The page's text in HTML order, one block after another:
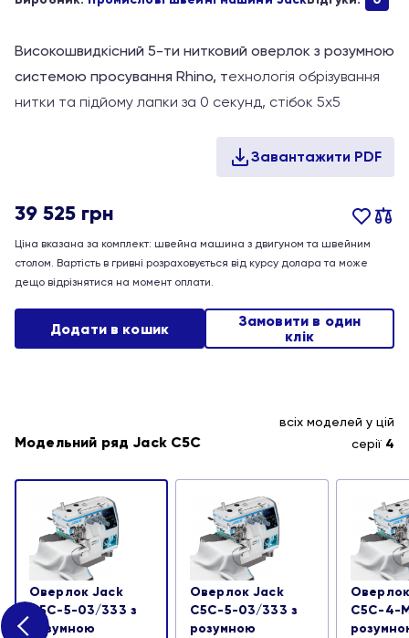
Високошвидкісний 5-ти нитковий оверлок з розумною
системою просування Rhino, технологія обрізування
нитки та підйому лапки за 0 секунд, стібок 5х5
39 525 грн
Ціна вказана за комплект: швейна машина з двигуном та швейним
столом. Вартість в гривні розраховується від курсу долара та може
дещо відрізнятися на момент оплати.
Додати в кошик
Замовити в один
клік
Модельний ряд Jack C5C
всіх моделей у цій
серії 4
Оверлок Jack
C5C-5-03/333 з
розумною
Оверлок Jack
C5C-5-03/333 з
розумною
C5C-4-